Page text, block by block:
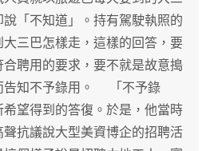
「不知道」。持有駕駛執照的
三巴怎樣走，這樣的回答，要
聘用的要求，要不就是故意搗
告知不予錄用。 「不予錄
望得到的答復。於是，他當時
抗議說大型美資博企的招聘活